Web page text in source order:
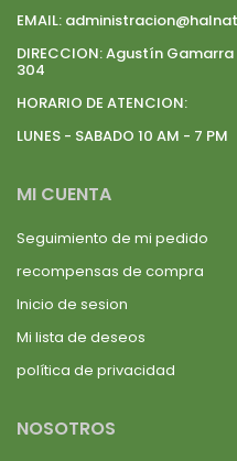
EMAIL:
DIRECCION:Agustín Gamarra
304
HORARIO DE ATENCION:
LUNES - SABADO 10 AM - 7 PM
MI CUENTA
Seguimiento de mi pedido
recompensas de compra
Inicio de sesion
Mi lista de deseos
política de privacidad
NOSOTROS